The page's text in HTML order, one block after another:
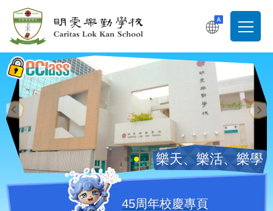
移至主內容
Main
樂天、樂活、樂學
45周年校慶專頁